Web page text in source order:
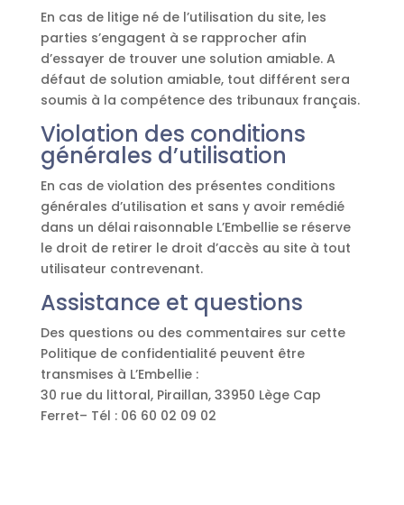
En cas de litige né de l’utilisation du site, les
parties s’engagent à se rapprocher afin
d’essayer de trouver une solution amiable. A
défaut de solution amiable, tout différent sera
soumis à la compétence des tribunaux français.
Violation des conditions
générales d’utilisation
En cas de violation des présentes conditions
générales d’utilisation et sans y avoir remédié
dans un délai raisonnable L’Embellie se réserve
le droit de retirer le droit d’accès au site à tout
utilisateur contrevenant.
Assistance et questions
Des questions ou des commentaires sur cette
Politique de confidentialité peuvent être
transmises à L’Embellie :
30 rue du littoral, Piraillan, 33950 Lège Cap
Ferret– Tél : 06 60 02 09 02